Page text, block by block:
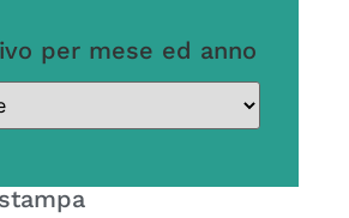
per mese ed anno